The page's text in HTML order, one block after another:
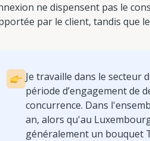
ne dispensent pas le
par le client, tandis que
Je travaille dans le secteur
période d’engagement de
concurrence. Dans
an, alors qu'au
généralement un bouquet